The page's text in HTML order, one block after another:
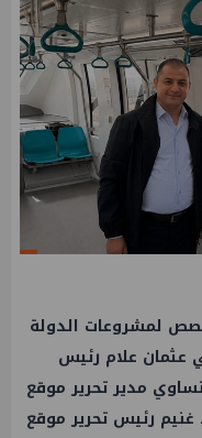
لمشروعات الدولة
عثمان علام رئيس
مدير تحرير موقع
غنيم رئيس تحرير موقع